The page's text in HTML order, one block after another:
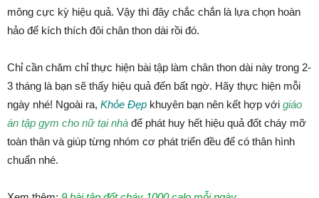
mông cực kỳ hiệu quả. Vậy thì đây chắc chắn là lựa chọn hoàn
hảo để kích thích đôi chân thon dài rồi đó.
Chỉ cần chăm chỉ thực hiện bài tập làm chân thon dài này trong 2-
3 tháng là bạn sẽ thấy hiệu quả đến bất ngờ. Hãy thực hiện mỗi
ngày nhé! Ngoài ra, Khỏe Đẹp khuyên bạn nên kết hợp với giáo
án tập gym cho nữ tại nhà để phát huy hết hiệu quả đốt cháy mỡ
toàn thân và giúp từng nhóm cơ phát triển đều để có thân hình
chuẩn nhé.